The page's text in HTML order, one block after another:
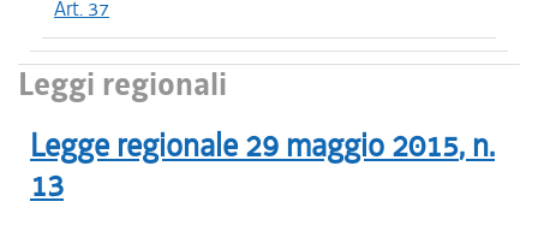
Art. 37
Leggi regionali
Legge regionale 29 maggio 2015, n.
13